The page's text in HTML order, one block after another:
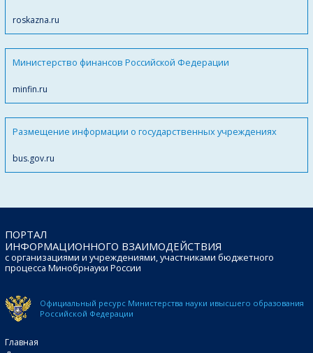
roskazna.ru
Министерство финансов Российской Федерации
minfin.ru
Размещение информации о государственных учреждениях
bus.gov.ru
ПОРТАЛ
ИНФОРМАЦИОННОГО ВЗАИМОДЕЙСТВИЯ
с организациями и учреждениями, участниками бюджетного
процесса Минобрнауки России
Официальный ресурс Министерства науки ивысшего образования
Российской Федерации
Главная